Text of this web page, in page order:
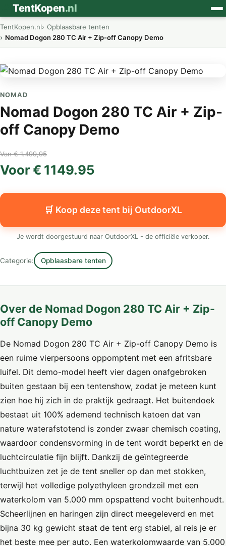
TentKopen.nl
TentKopen.nl
Opblaasbare tenten
Nomad Dogon 280 TC Air + Zip-off Canopy Demo
NOMAD
Nomad Dogon 280 TC Air + Zip-
off Canopy Demo
Van € 1.499,95
Voor € 1149.95
🛒 Koop deze tent bij OutdoorXL
Je wordt doorgestuurd naar OutdoorXL - de officiële verkoper.
Categorie: Opblaasbare tenten
Over de Nomad Dogon 280 TC Air + Zip-
off Canopy Demo
De Nomad Dogon 280 TC Air + Zip-off Canopy Demo is
een ruime vierpersoons oppomptent met een afritsbare
luifel. Dit demo-model heeft vier dagen onafgebroken
buiten gestaan bij een tentenshow, zodat je meteen kunt
zien hoe hij zich in de praktijk gedraagt. Het buitendoek
bestaat uit 100% ademend technisch katoen dat van
nature waterafstotend is zonder zwaar chemisch coating,
waardoor condensvorming in de tent wordt beperkt en de
luchtcirculatie fijn blijft. Dankzij de geïntegreerde
luchtbuizen zet je de tent sneller op dan met stokken,
terwijl het volledige polyethyleen grondzeil met een
waterkolom van 5.000 mm opspattend vocht buitenhoudt.
Scheerlijnen en haringen zijn direct meegeleverd en met
bijna 30 kg gewicht staat de tent erg stabiel, al reis je er
het beste mee per auto. Een waterkolomwaarde van 5.000